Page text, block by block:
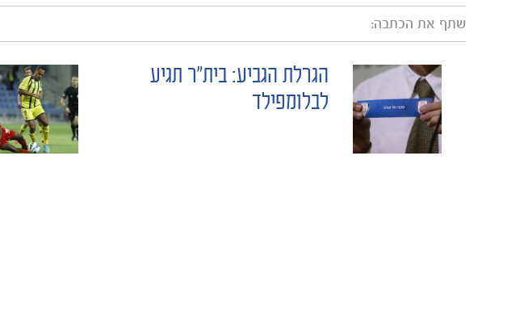
שתף את הכתבה:
POST
NAVIGATION
הגרלת הגביע: בית"ר תגיע
לבלומפילד